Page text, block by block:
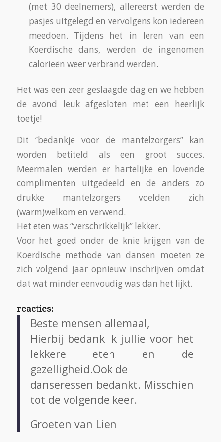
(met 30 deelnemers), allereerst werden de
pasjes uitgelegd en vervolgens kon iedereen
meedoen. Tijdens het in leren van een
Koerdische dans, werden de ingenomen
calorieën weer verbrand werden.
Het was een zeer geslaagde dag en we hebben
de avond leuk afgesloten met een heerlijk
toetje!
Dit “bedankje voor de mantelzorgers” kan
worden betiteld als een groot succes.
Meermalen werden er hartelijke en lovende
complimenten uitgedeeld en de anders zo
drukke mantelzorgers voelden zich
(warm)welkom en verwend.
Het eten was “verschrikkelijk” lekker.
Voor het goed onder de knie krijgen van de
Koerdische methode van dansen moeten ze
zich volgend jaar opnieuw inschrijven omdat
dat wat minder eenvoudig was dan het lijkt.
reacties:
Beste mensen allemaal,
Hierbij bedank ik jullie voor het
lekkere eten en de
gezelligheid.Ook de
danseressen bedankt. Misschien
tot de volgende keer.
Groeten van Lien